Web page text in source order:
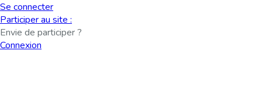
Se connecter
Participer au site :
Envie de participer ?
Connexion